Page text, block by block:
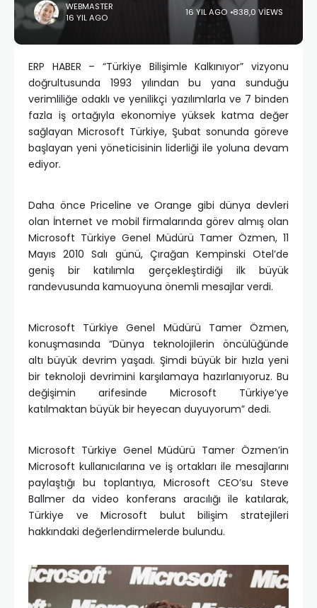
WEBMASTER
16 YIL AGO
16 YIL AGO 838,0 VIEWS
ERP HABER – “Türkiye Bilişimle Kalkınıyor” vizyonu
doğrultusunda 1993 yılından bu yana sunduğu
verimliliğe odaklı ve yenilikçi yazılımlarla ve 7 binden
fazla iş ortağıyla ekonomiye yüksek katma değer
sağlayan Microsoft Türkiye, Şubat sonunda göreve
başlayan yeni yöneticisinin liderliği ile yoluna devam
ediyor.
Daha önce Priceline ve Orange gibi dünya devleri
olan İnternet ve mobil firmalarında görev almış olan
Microsoft Türkiye Genel Müdürü Tamer Özmen, 11
Mayıs 2010 Salı günü, Çırağan Kempinski Otel’de
geniş bir katılımla gerçekleştirdiği ilk büyük
randevusunda kamuoyuna önemli mesajlar verdi.
Microsoft Türkiye Genel Müdürü Tamer Özmen,
konuşmasında “Dünya teknolojilerin öncülüğünde
altı büyük devrim yaşadı. Şimdi büyük bir hızla yeni
bir teknoloji devrimini karşılamaya hazırlanıyoruz. Bu
değişimin arifesinde Microsoft Türkiye’ye
katılmaktan büyük bir heyecan duyuyorum” dedi.
Microsoft Türkiye Genel Müdürü Tamer Özmen’in
Microsoft kullanıcılarına ve iş ortakları ile mesajlarını
paylaştığı bu toplantıya, Microsoft CEO’su Steve
Ballmer da video konferans aracılığı ile katılarak,
Türkiye ve Microsoft bulut bilişim stratejileri
hakkındaki değerlendirmelerde bulundu.